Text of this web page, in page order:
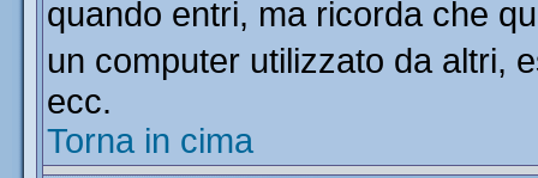
quando entri, ma ricorda che
un computer utilizzato da
ecc.
Torna in cima